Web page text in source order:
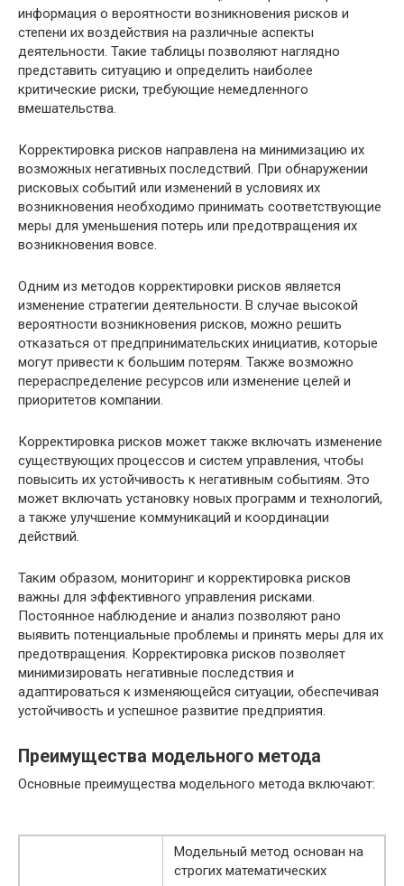
информация о вероятности возникновения рисков и
степени их воздействия на различные аспекты
деятельности. Такие таблицы позволяют наглядно
представить ситуацию и определить наиболее
критические риски, требующие немедленного
вмешательства.
Корректировка рисков направлена на минимизацию их
возможных негативных последствий. При обнаружении
рисковых событий или изменений в условиях их
возникновения необходимо принимать соответствующие
меры для уменьшения потерь или предотвращения их
возникновения вовсе.
Одним из методов корректировки рисков является
изменение стратегии деятельности. В случае высокой
вероятности возникновения рисков, можно решить
отказаться от предпринимательских инициатив, которые
могут привести к большим потерям. Также возможно
перераспределение ресурсов или изменение целей и
приоритетов компании.
Корректировка рисков может также включать изменение
существующих процессов и систем управления, чтобы
повысить их устойчивость к негативным событиям. Это
может включать установку новых программ и технологий,
а также улучшение коммуникаций и координации
действий.
Таким образом, мониторинг и корректировка рисков
важны для эффективного управления рисками.
Постоянное наблюдение и анализ позволяют рано
выявить потенциальные проблемы и принять меры для их
предотвращения. Корректировка рисков позволяет
минимизировать негативные последствия и
адаптироваться к изменяющейся ситуации, обеспечивая
устойчивость и успешное развитие предприятия.
Преимущества модельного метода
Основные преимущества модельного метода включают:
Модельный метод основан на
строгих математических